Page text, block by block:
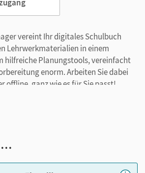
vereint Ihr digitales Schulbuch
Lehrwerkmaterialien in einem
hilfreiche Planungstools, vereinfacht
enorm. Arbeiten Sie dabei
offline, ganz wie es für Sie passt!
enthält:
PDF
…